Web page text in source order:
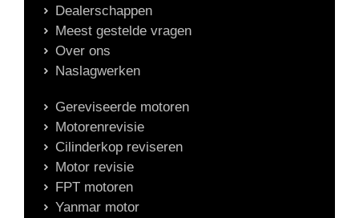
Dealerschappen
Meest gestelde vragen
Over ons
Naslagwerken
Gereviseerde motoren
Motorenrevisie
Cilinderkop reviseren
Motor revisie
FPT motoren
Yanmar motor